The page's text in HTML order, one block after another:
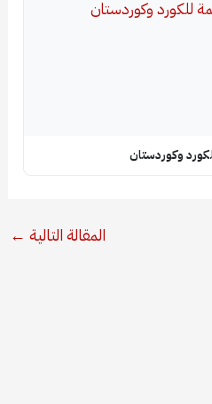
وكوردستان
المقالة التالية←